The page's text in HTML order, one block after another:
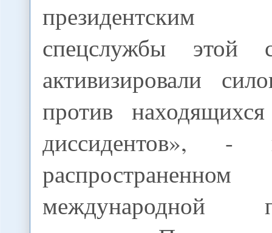
спецслужбы этой
активизировали
против
диссидентов», -
международной